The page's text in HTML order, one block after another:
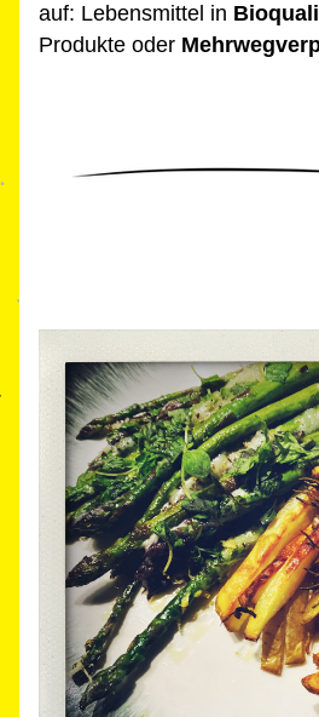
auf: Lebensmittel in
Produkte oder